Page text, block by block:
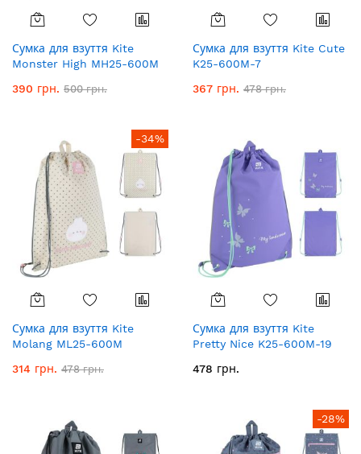
Сумка для взуття Kite
Monster High MH25-600M
390 грн. 500 грн.
Сумка для взуття Kite Cute
K25-600M-7
367 грн. 478 грн.
-34%
Сумка для взуття Kite
Molang ML25-600M
314 грн. 478 грн.
Сумка для взуття Kite
Pretty Nice K25-600M-19
478 грн.
-28%